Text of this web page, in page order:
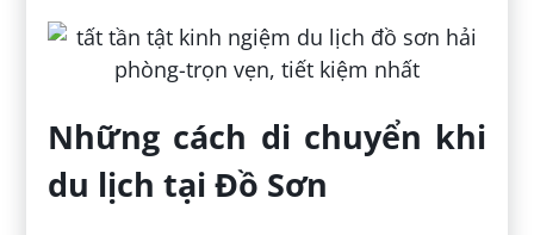
Những cách di chuyển khi
du lịch tại Đồ Sơn